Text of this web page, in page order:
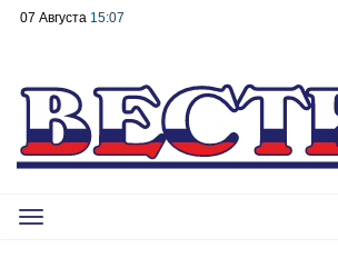
07 Августа 15:07
Toggle